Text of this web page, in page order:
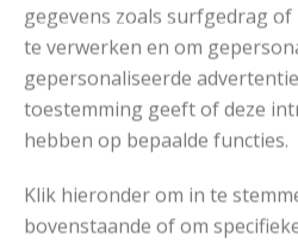
gegevens zoals surfgedrag
te verwerken en om
gepersonaliseerde
toestemming geeft of deze
hebben op bepaalde functies.
Klik hieronder om in te
bovenstaande of om